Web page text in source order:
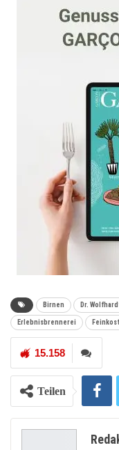
Birnen Dr.
Erlebnisbrennerei Feinkost
15.158
Teilen